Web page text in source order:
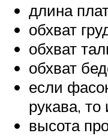
длина
обхват
обхват
обхват
если
рукава,
высота